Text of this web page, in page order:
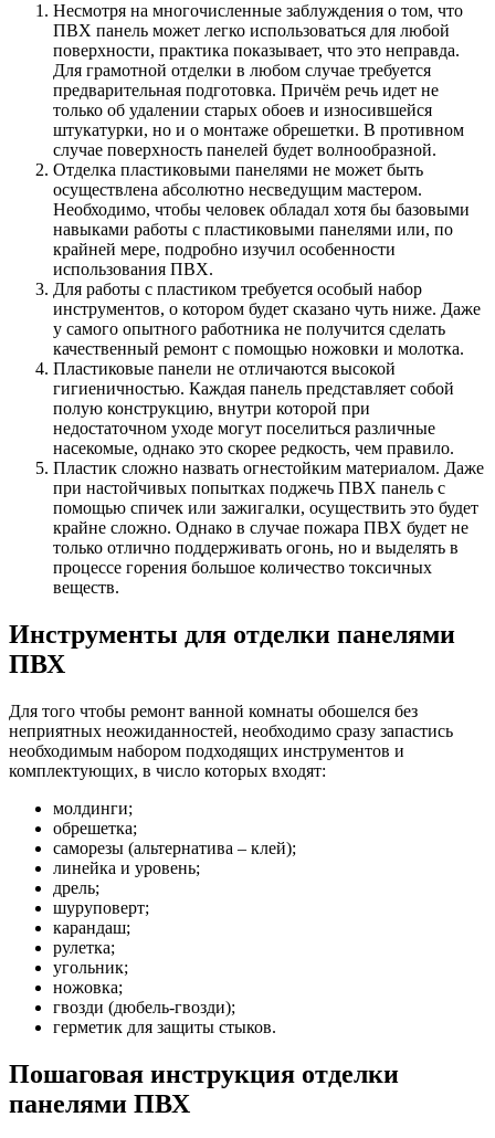
Несмотря на многочисленные заблуждения о том, что
ПВХ панель может легко использоваться для любой
поверхности, практика показывает, что это неправда.
Для грамотной отделки в любом случае требуется
предварительная подготовка. Причём речь идет не
только об удалении старых обоев и износившейся
штукатурки, но и о монтаже обрешетки. В противном
случае поверхность панелей будет волнообразной.
Отделка пластиковыми панелями не может быть
осуществлена абсолютно несведущим мастером.
Необходимо, чтобы человек обладал хотя бы базовыми
навыками работы с пластиковыми панелями или, по
крайней мере, подробно изучил особенности
использования ПВХ.
Для работы с пластиком требуется особый набор
инструментов, о котором будет сказано чуть ниже. Даже
у самого опытного работника не получится сделать
качественный ремонт с помощью ножовки и молотка.
Пластиковые панели не отличаются высокой
гигиеничностью. Каждая панель представляет собой
полую конструкцию, внутри которой при
недостаточном уходе могут поселиться различные
насекомые, однако это скорее редкость, чем правило.
Пластик сложно назвать огнестойким материалом. Даже
при настойчивых попытках поджечь ПВХ панель с
помощью спичек или зажигалки, осуществить это будет
крайне сложно. Однако в случае пожара ПВХ будет не
только отлично поддерживать огонь, но и выделять в
процессе горения большое количество токсичных
веществ.
Инструменты для отделки панелями
ПВХ
Для того чтобы ремонт ванной комнаты обошелся без
неприятных неожиданностей, необходимо сразу запастись
необходимым набором подходящих инструментов и
комплектующих, в число которых входят:
молдинги;
обрешетка;
саморезы (альтернатива – клей);
линейка и уровень;
дрель;
шуруповерт;
карандаш;
рулетка;
угольник;
ножовка;
гвозди (дюбель-гвозди);
герметик для защиты стыков.
Пошаговая инструкция отделки
панелями ПВХ